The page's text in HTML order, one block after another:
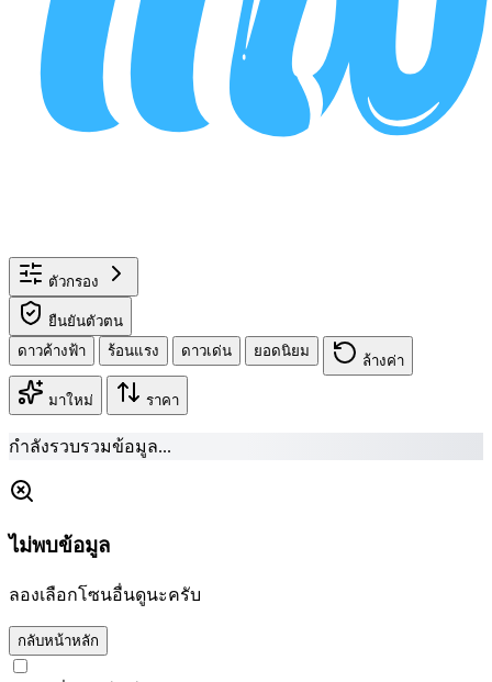
ตัวกรอง
ยืนยันตัวตน
ดาวค้างฟ้า
ร้อนแรง ดาวเด่น ยอดนิยม
ล้างค่า
มาใหม่ ราคา
กำลังรวบรวมข้อมูล...
ไม่พบข้อมูล
ลองเลือกโซนอื่นดูนะครับ
กลับหน้าหลัก